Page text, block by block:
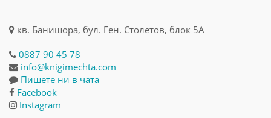
кв. Банишора, бул. Ген. Столетов, блок 5А
0887 90 45 78
info@knigimechta.com
Пишете ни в чата
Facebook
Instagram